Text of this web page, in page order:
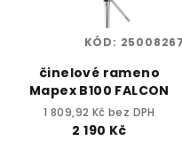
činelové rameno
Mapex B100 FALCON
1 809,92 Kč bez DPH
2 190 Kč
KÓD: 25008267